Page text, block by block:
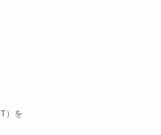
）を